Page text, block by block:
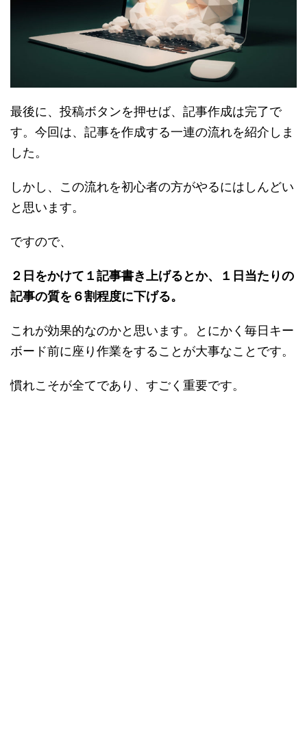
最後に、投稿ボタンを押せば、記事作成は完了で
す。今回は、記事を作成する一連の流れを紹介しま
した。
しかし、この流れを初心者の方がやるにはしんどい
と思います。
ですので、
２日をかけて１記事書き上げるとか、１日当たりの
記事の質を６割程度に下げる。
これが効果的なのかと思います。とにかく毎日キー
ボード前に座り作業をすることが大事なことです。
慣れこそが全てであり、すごく重要です。